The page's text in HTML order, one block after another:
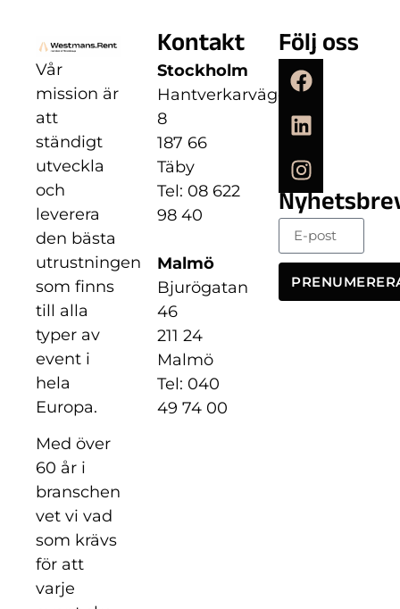
Vår
mission är
att
ständigt
utveckla
och
leverera
den bästa
utrustningen
som finns
till alla
typer av
event i
hela
Europa.
Med över
60 år i
branschen
vet vi vad
som krävs
för att
varje
Kontakt
Stockholm
Hantverkarvägen
8
187 66
Täby
Tel: 08 622
98 40
Malmö
Bjurögatan
46
211 24
Malmö
Tel: 040
49 74 00
Följ oss